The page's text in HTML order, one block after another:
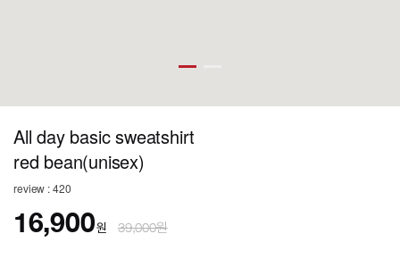
All day basic sweatshirt
red bean(unisex)
review : 420
16,900원 39,000원